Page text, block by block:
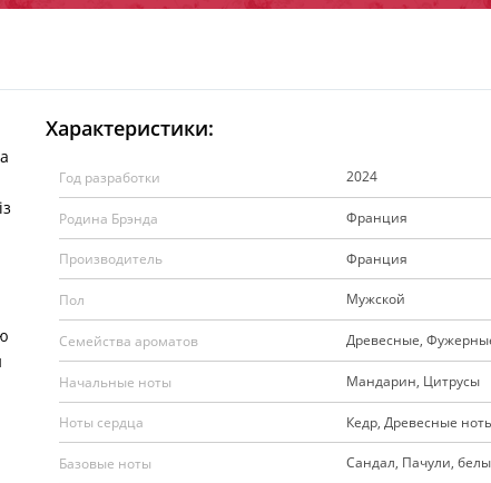
Характеристики:
Год разработки 2024
Родина Брэнда Франция
Производитель Франция
Пол Мужской
Семейства ароматов Древесные,
Начальные ноты Мандарин, Цитрусы
Ноты сердца Кедр, Древесные
Базовые ноты Сандал, Пачули,